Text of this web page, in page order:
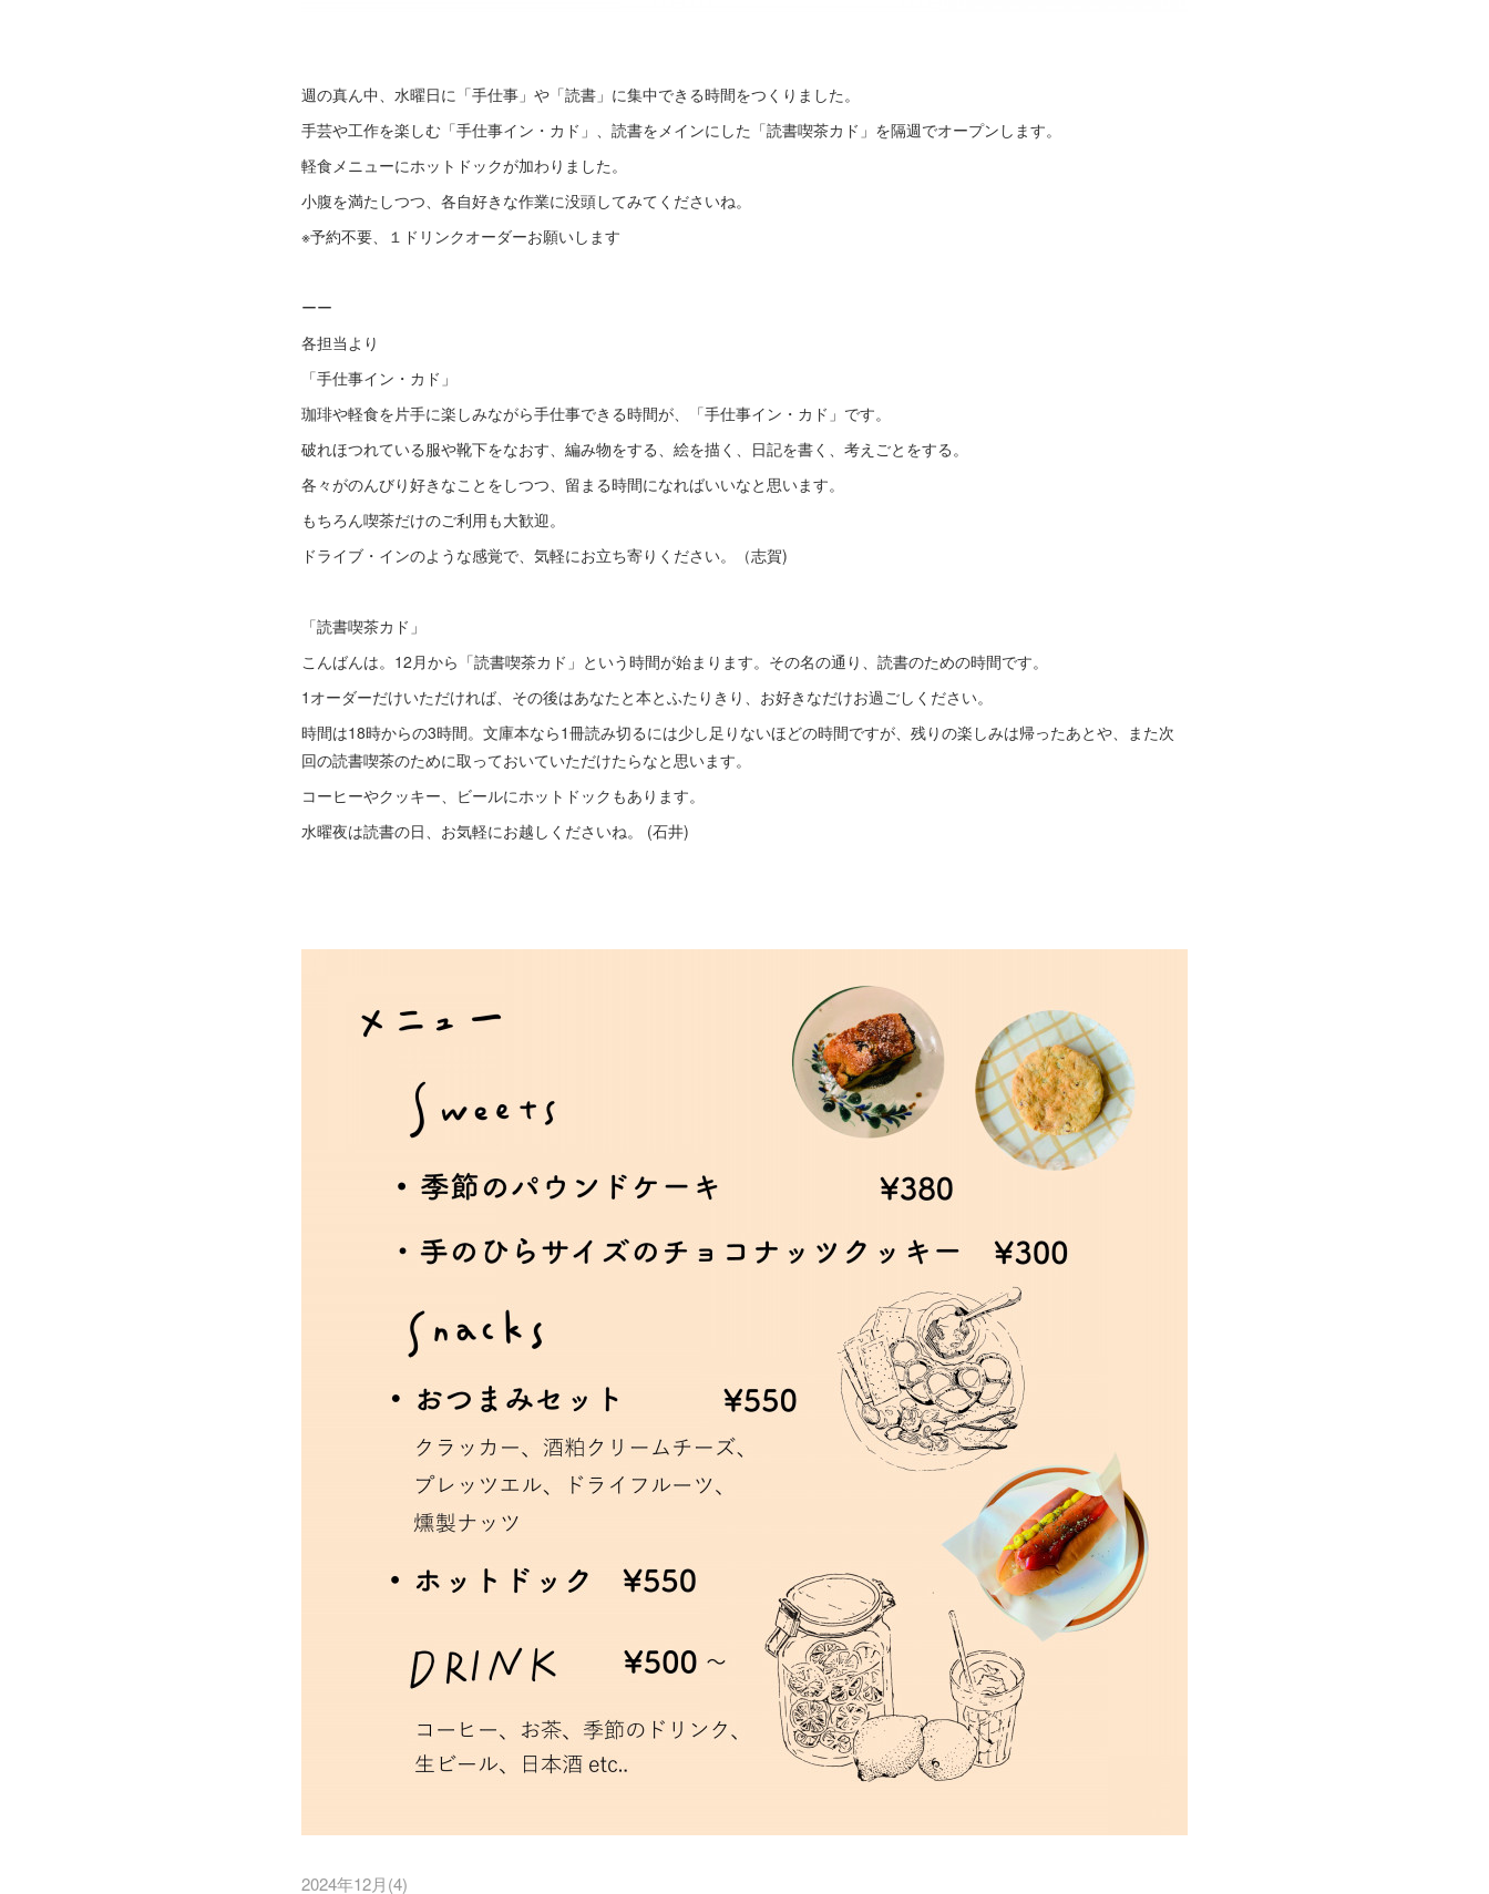
週の真ん中、水曜日に「手仕事」や「読書」に集中できる時間をつくりました。
手芸や工作を楽しむ「手仕事イン・カド」、読書をメインにした「読書喫茶カド」を隔週でオープンします。
軽食メニューにホットドックが加わりました。
小腹を満たしつつ、各自好きな作業に没頭してみてくださいね。
※予約不要、１ドリンクオーダーお願いします
ーー
各担当より
「手仕事イン・カド」
珈琲や軽食を片手に楽しみながら手仕事できる時間が、「手仕事イン・カド」です。
破れほつれている服や靴下をなおす、編み物をする、絵を描く、日記を書く、考えごとをする。
各々がのんびり好きなことをしつつ、留まる時間になればいいなと思います。
もちろん喫茶だけのご利用も大歓迎。
ドライブ・インのような感覚で、気軽にお立ち寄りください。（志賀)
「読書喫茶カド」
こんばんは。12月から「読書喫茶カド」という時間が始まります。その名の通り、読書のための時間です。
1オーダーだけいただければ、その後はあなたと本とふたりきり、お好きなだけお過ごしください。
時間は18時からの3時間。文庫本なら1冊読み切るには少し足りないほどの時間ですが、残りの楽しみは帰ったあとや、また次
回の読書喫茶のために取っておいていただけたらなと思います。
コーヒーやクッキー、ビールにホットドックもあります。
水曜夜は読書の日、お気軽にお越しくださいね。 (石井)
2024年12月(4)